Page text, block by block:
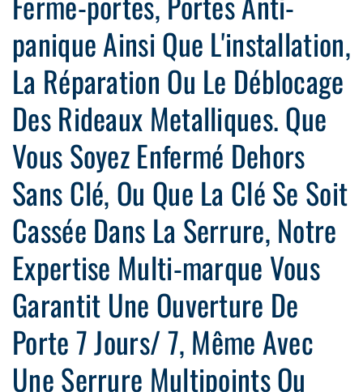
panique Ainsi Que L'installation,
La Réparation Ou Le Déblocage
Des Rideaux Metalliques. Que
Vous Soyez Enfermé Dehors
Sans Clé, Ou Que La Clé Se Soit
Cassée Dans La Serrure, Notre
Expertise Multi-marque Vous
Garantit Une Ouverture De
Porte 7 Jours/ 7, Même Avec
Une Serrure Multipoints Ou